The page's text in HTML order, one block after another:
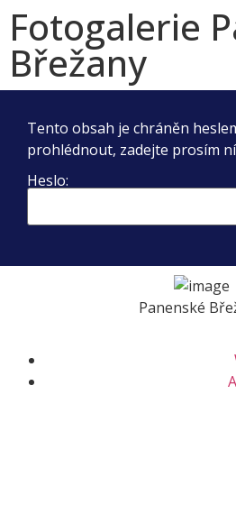
Fotogalerie
Břežany
Tento obsah je chráněn
prohlédnout, zadejte prosím
Heslo:
Panenské